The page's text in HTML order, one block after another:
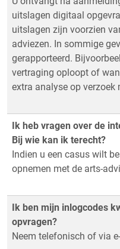
uitslagen digitaal
uitslagen zijn voorzien
adviezen. In sommige
gerapporteerd.
vertraging oploopt of
extra analyse op verzoek
Ik heb vragen over de
Bij wie kan ik terecht?
Indien u een casus wilt
opnemen met de arts-
Ik ben mijn inlogcodes
opvragen?
Neem telefonisch of via